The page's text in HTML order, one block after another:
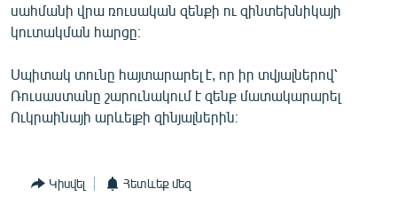
ԲԱՆԱՎԵՃ
ՁԳՏԵԼՈՎ ԼԱՎԱԳՈՒՅՆԻՆ
ՓՈԴՔԱՍԹ
Հայերեն
Русский
սահմանի վրա ռուսական զենքի ու զինտեխնիկայի
կուտակման հարցը։
Սպիտակ տունը հայտարարել է, որ իր տվյալներով՝
Ռուսաստանը շարունակում է զենք մատակարարել
Ուկրաինայի արևելքի զինյալներին։
Կիսվել Հետևեք մեզ